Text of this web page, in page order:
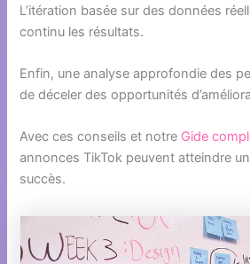
L’itération basée sur des données
continu les résultats.
Enfin, une analyse approfondie des
de déceler des opportunités
Avec ces conseils et notre Gide
annonces TikTok peuvent atteindre
succès.